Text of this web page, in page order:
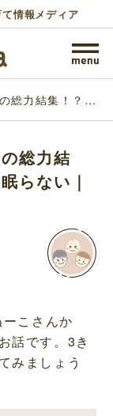
情報メディア
総力結集！？子
総力結
らない｜
こさんか
話です。3き
みましょう